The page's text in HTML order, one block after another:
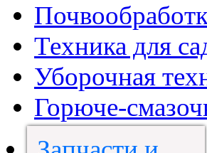
Техника для
Уборочная
Горюче-